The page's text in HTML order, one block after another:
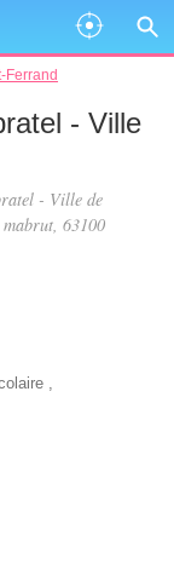
Ferrand
- Ville
- Ville de
, 63100
,